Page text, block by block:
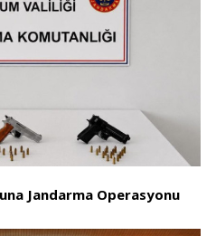
Jandarma Operasyonu